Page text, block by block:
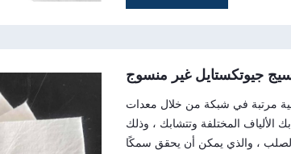
جيوتكستايل غير منسوج
مرتبة في شبكة من خلال معدات
الألياف المختلفة وتتشابك ، وذلك
والصلب ، والذي يمكن أن يحقق سمكًا